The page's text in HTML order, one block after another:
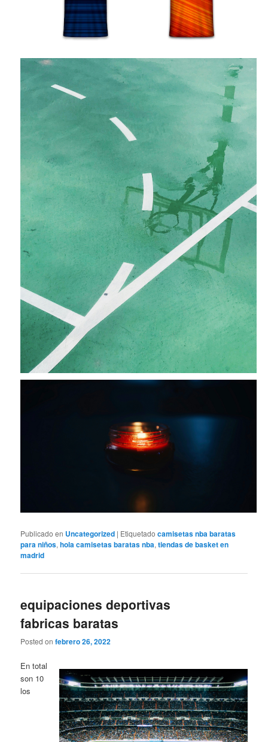
Publicado en Uncategorized | Etiquetado camisetas nba baratas
para niños,hola camisetas baratas nba,tiendas de basket en
madrid
equipaciones deportivas
fabricas baratas
Posted onfebrero 26, 2022
En total
son 10
los